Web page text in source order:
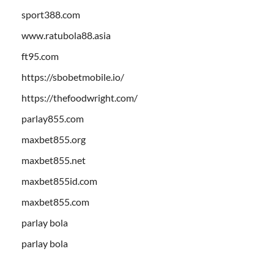
sport388.com
www.ratubola88.asia
ft95.com
https://sbobetmobile.io/
https://thefoodwright.com/
parlay855.com
maxbet855.org
maxbet855.net
maxbet855id.com
maxbet855.com
parlay bola
parlay bola